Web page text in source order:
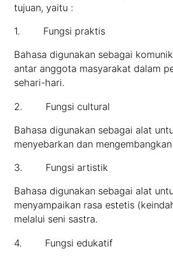
tujuan, yaitu :
1. Fungsi praktis
Bahasa digunakan sebagai
antar anggota masyarakat dalam
sehari-hari.
2. Fungsi cultural
Bahasa digunakan sebagai alat
menyebarkan dan
3. Fungsi artistik
Bahasa digunakan sebagai alat
menyampaikan rasa estetis
melalui seni sastra.
4. Fungsi edukatif